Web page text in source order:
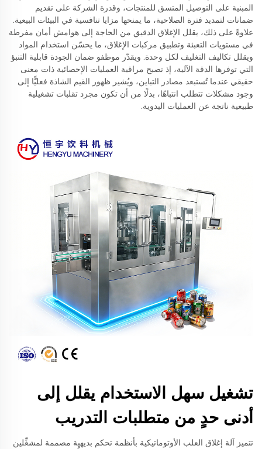
المبنية على التوصيل المتسق للمنتجات، وقدرة الشركة على تقديم
ضمانات لتمديد فترة الصلاحية، ما يمنحها مزايا تنافسية في البيئات البيعية.
علاوةً على ذلك، يقلل الإغلاق الدقيق من الحاجة إلى هوامش أمان مفرطة
في مستويات التعبئة وتطبيق مركبات الإغلاق، ما يحسّن استخدام المواد
ويقلل تكاليف التغليف لكل وحدة. ويقدّر موظفو ضمان الجودة قابلية التنبؤ
التي توفرها الدقة الآلية، إذ تصبح مراقبة العمليات الإحصائية ذات معنى
حقيقي عندما تُستبعد مصادر التباين، ويُشير ظهور القيم الشاذة فعليًّا إلى
وجود مشكلات تتطلب انتباهًا، بدلًا من أن تكون مجرد تقلبات تشغيلية
طبيعية ناتجة عن العمليات اليدوية.
تشغيل سهل الاستخدام يقلل إلى
أدنى حدٍ من متطلبات التدريب
تتميز آلة إغلاق العلب الأوتوماتيكية بأنظمة تحكم بديهية مصممة لمشغِّلين